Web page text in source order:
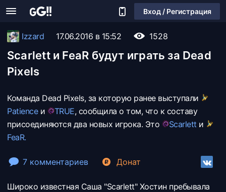
Вход / Регистрация
Izzard 17.06.2016 в 15:52 1528
Scarlett и FeaR будут играть за Dead
Pixels
Команда Dead Pixels, за которую ранее выступали
Patienceи TRUE, сообщила о том, что к составу
присоединяются два новых игрока. Это
Scarlett и
FeaR.
7 комментариев Донат
Широко известная Саша "Scarlett" Хостин пребывала